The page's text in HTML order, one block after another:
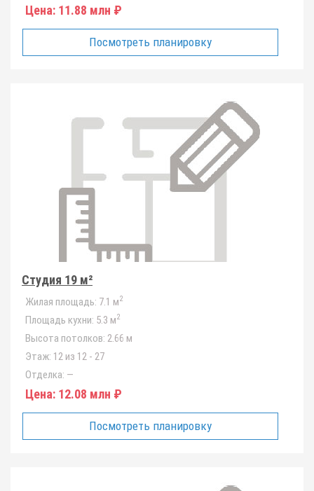
Цена: 11.88 млн ₽
Посмотреть планировку
Студия 19 м²
Жилая площадь: 7.1 м2
Площадь кухни: 5.3 м2
Высота потолков: 2.66 м
Этаж: 12 из 12 - 27
Отделка: —
Цена: 12.08 млн ₽
Посмотреть планировку